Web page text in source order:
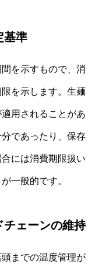
基準
を示すもので、消
を示します。生麺
用されることがあ
であったり、保存
には消費期限扱い
一般的です。
チェーンの維持
までの温度管理が